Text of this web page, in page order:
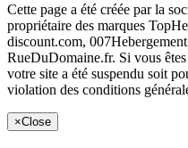
Cette page a été créée par la
propriétaire des marques
discount.com,
RueDuDomaine.fr. Si vous
votre site a été suspendu soit
violation des conditions
×Close